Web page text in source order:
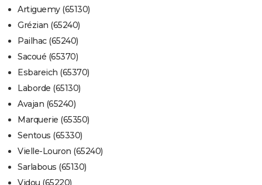
Artiguemy (65130)
Grézian (65240)
Pailhac (65240)
Sacoué (65370)
Esbareich (65370)
Laborde (65130)
Avajan (65240)
Marquerie (65350)
Sentous (65330)
Vielle-Louron (65240)
Sarlabous (65130)
Vidou (65220)